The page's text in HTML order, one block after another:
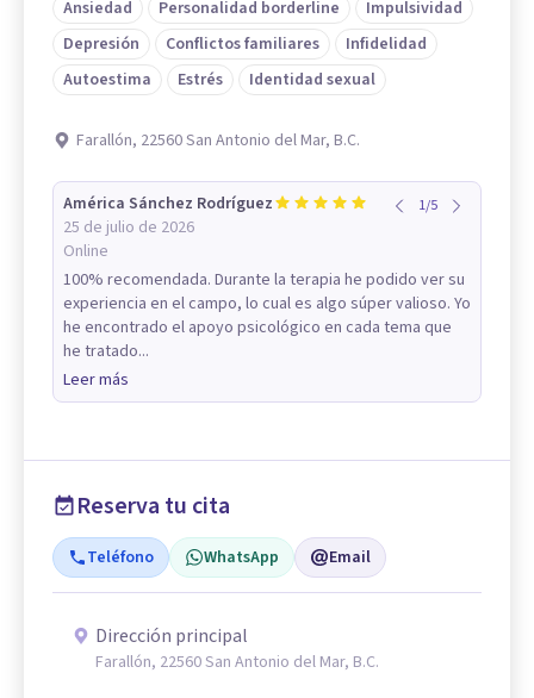
Ansiedad Personalidad borderline
Impulsividad
Depresión
Conflictos familiares
Infidelidad
Autoestima
Estrés Identidad sexual
Farallón, 22560 San Antonio del Mar, B.C.
América Sánchez Rodríguez
25 de julio de 2026
Online
1/5
100% recomendada. Durante la terapia he podido ver su
experiencia en el campo, lo cual es algo súper valioso. Yo
he encontrado el apoyo psicológico en cada tema que
he tratado...
Leer más
Reserva tu cita
Teléfono WhatsApp Email
Dirección principal
Farallón, 22560 San Antonio del Mar, B.C.